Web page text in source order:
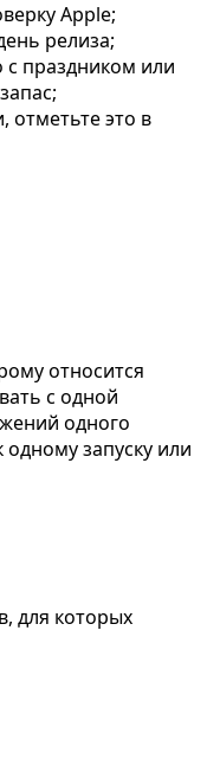
Apple;
релиза;
с праздником или
отметьте это в
относится
с одной
одного
одному запуску или
для которых